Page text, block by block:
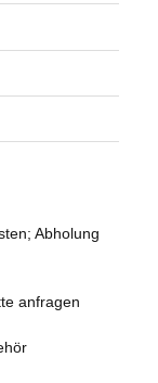
Abholung
anfragen